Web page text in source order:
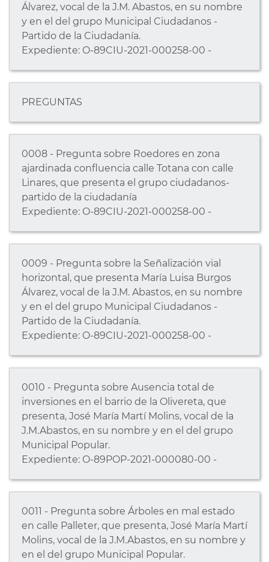
Álvarez, vocal de la J.M. Abastos, en su nombre
y en el del grupo Municipal Ciudadanos -
Partido de la Ciudadanía.
Expediente: O-89CIU-2021-000258-00 -
PREGUNTAS
0008 - Pregunta sobre Roedores en zona
ajardinada confluencia calle Totana con calle
Linares, que presenta el grupo ciudadanos-
partido de la ciudadanía
Expediente: O-89CIU-2021-000258-00 -
0009 - Pregunta sobre la Señalización vial
horizontal, que presenta María Luisa Burgos
Álvarez, vocal de la J.M. Abastos, en su nombre
y en el del grupo Municipal Ciudadanos -
Partido de la Ciudadanía.
Expediente: O-89CIU-2021-000258-00 -
0010 - Pregunta sobre Ausencia total de
inversiones en el barrio de la Olivereta, que
presenta, José María Martí Molins, vocal de la
J.M.Abastos, en su nombre y en el del grupo
Municipal Popular.
Expediente: O-89POP-2021-000080-00 -
0011 - Pregunta sobre Árboles en mal estado
en calle Palleter, que presenta, José María Martí
Molins, vocal de la J.M.Abastos, en su nombre y
en el del grupo Municipal Popular.